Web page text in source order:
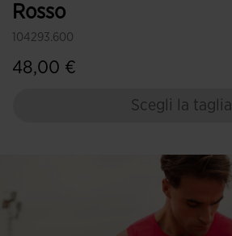
Rosso
104293.600
48,00 €
Scegli la taglia